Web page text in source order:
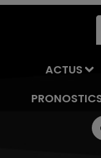
ACTUS